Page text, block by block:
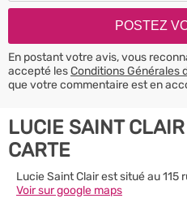
En postant votre avis, vous
accepté lesConditions Générales
que votre commentaire est en
LUCIE SAINT
CARTE
Lucie Saint Clair est situé au 115
Voir sur google maps